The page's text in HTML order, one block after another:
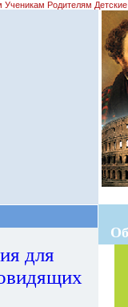
Ученикам Родителям
для